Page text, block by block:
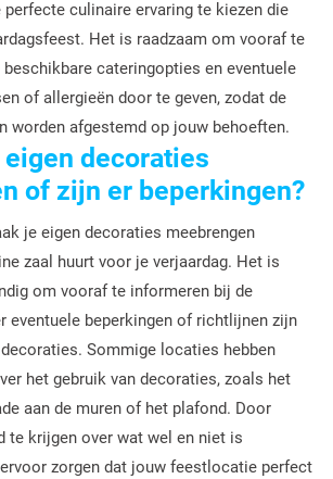
culinaire ervaring te kiezen die
Het is raadzaam om vooraf te
cateringopties en eventuele
of allergieën door te geven, zodat de
worden afgestemd op jouw behoeften.
decoraties
of zijn er beperkingen?
je eigen decoraties meebrengen
zaal huurt voor je verjaardag. Het is
om vooraf te informeren bij de
eventuele beperkingen of richtlijnen zijn
Sommige locaties hebben
het gebruik van decoraties, zoals het
aan de muren of het plafond. Door
te krijgen over wat wel en niet is
zorgen dat jouw feestlocatie perfect